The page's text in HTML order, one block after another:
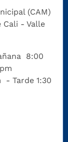
(CAM)
Cali - Valle
8:00
- Tarde 1:30